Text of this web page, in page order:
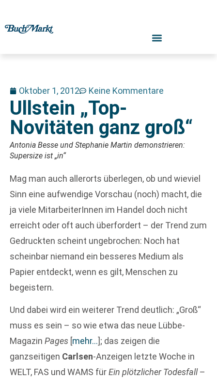
Oktober 1, 2012 Keine Kommentare
Ullstein „Top-
Novitäten ganz groß“
Antonia Besse und Stephanie Martin demonstrieren:
Supersize ist „in“
Mag man auch allerorts überlegen, ob und wieviel
Sinn eine aufwendige Vorschau (noch) macht, die
ja viele MitarbeiterInnen im Handel doch nicht
erreicht oder oft auch überfordert – der Trend zum
Gedruckten scheint ungebrochen: Noch hat
scheinbar niemand ein besseres Medium als
Papier entdeckt, wenn es gilt, Menschen zu
begeistern.
Und dabei wird ein weiterer Trend deutlich: „Groß“
muss es sein – so wie etwa das neue Lübbe-
Magazin Pages [mehr…]; das zeigen die
ganzseitigen Carlsen-Anzeigen letzte Woche in
WELT, FAS und WAMS fürEin plötzlicher Todesfall–